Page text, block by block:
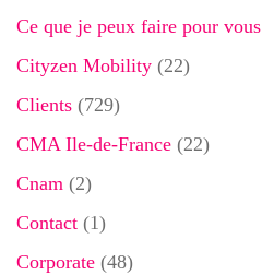
Ce que je peux faire pour vous
Cityzen Mobility (22)
Clients (729)
CMA Ile-de-France (22)
Cnam (2)
Contact (1)
Corporate (48)